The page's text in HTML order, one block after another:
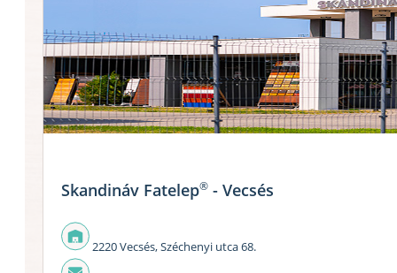
Skandináv Fatelep® - Vecsés
2220 Vecsés, Széchenyi utca 68.